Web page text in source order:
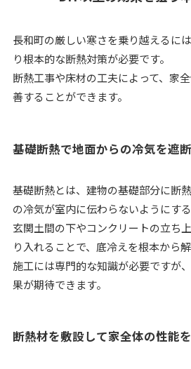
長和町の厳しい寒さを乗り越えるに
り根本的な断熱対策が必要です。
断熱工事や床材の工夫によって、家
善することができます。
基礎断熱で地面からの冷気を遮
基礎断熱とは、建物の基礎部分に断
の冷気が室内に伝わらないようにする
玄関土間の下やコンクリートの立ち
り入れることで、底冷えを根本から解
施工には専門的な知識が必要ですが
果が期待できます。
断熱材を敷設して家全体の性能